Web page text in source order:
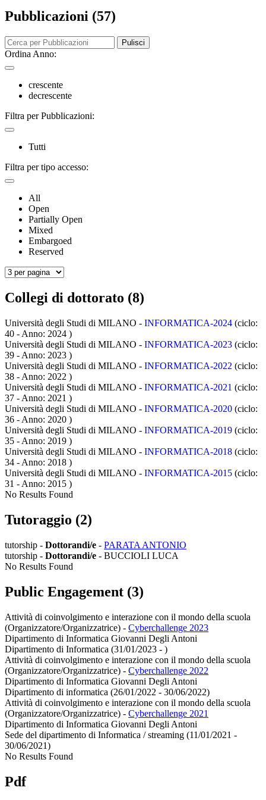
Pubblicazioni (57)
Pulisci
Ordina Anno:
crescente
decrescente
Filtra per Pubblicazioni:
Tutti
Filtra per tipo accesso:
All
Open
Partially Open
Mixed
Embargoed
Reserved
Collegi di dottorato (8)
Università degli Studi di MILANO - INFORMATICA-2024 (ciclo:
40 - Anno: 2024 )
Università degli Studi di MILANO - INFORMATICA-2023 (ciclo:
39 - Anno: 2023 )
Università degli Studi di MILANO - INFORMATICA-2022 (ciclo:
38 - Anno: 2022 )
Università degli Studi di MILANO - INFORMATICA-2021 (ciclo:
37 - Anno: 2021 )
Università degli Studi di MILANO - INFORMATICA-2020 (ciclo:
36 - Anno: 2020 )
Università degli Studi di MILANO - INFORMATICA-2019 (ciclo:
35 - Anno: 2019 )
Università degli Studi di MILANO - INFORMATICA-2018 (ciclo:
34 - Anno: 2018 )
Università degli Studi di MILANO - INFORMATICA-2015 (ciclo:
31 - Anno: 2015 )
No Results Found
Tutoraggio (2)
tutorship - Dottorandi/e - PARATA ANTONIO
tutorship - Dottorandi/e - BUCCIOLI LUCA
No Results Found
Public Engagement (3)
Attività di coinvolgimento e interazione con il mondo della scuola
(Organizzatore/Organizzatrice) - Cyberchallenge 2023
Dipartimento di Informatica Giovanni Degli Antoni
Dipartimento di Informatica (31/01/2023 - )
Attività di coinvolgimento e interazione con il mondo della scuola
(Organizzatore/Organizzatrice) - Cyberchallenge 2022
Dipartimento di Informatica Giovanni Degli Antoni
Dipartimento di informatica (26/01/2022 - 30/06/2022)
Attività di coinvolgimento e interazione con il mondo della scuola
(Organizzatore/Organizzatrice) - Cyberchallenge 2021
Dipartimento di Informatica Giovanni Degli Antoni
Sede del dipartimento di Informatica / streaming (11/01/2021 -
30/06/2021)
No Results Found
Pdf